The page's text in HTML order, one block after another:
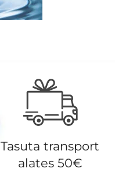
Tasuta transport
alates 50€